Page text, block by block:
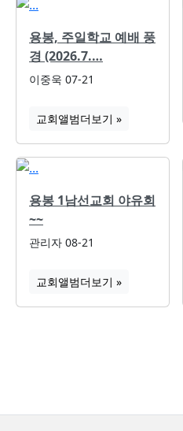
용봉, 주일학교 예배 풍
경 (2026.7.…
이중욱 07-21
교회앨범더보기 »
용봉 1남선교회 야유회
~~
관리자 08-21
교회앨범더보기 »